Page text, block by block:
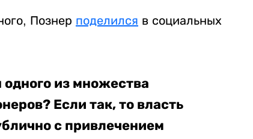
Познер поделился в социальных
из множества
Если так, то власть
с привлечением